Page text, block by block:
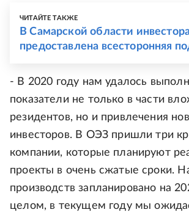
ЧИТАЙТЕ ТАКЖЕ
В Самарской области
предоставлена всесторонняя
- В 2020 году нам удалось
показатели не только в части
резидентов, но и привлечения
инвесторов. В ОЭЗ пришли три
компании, которые планируют
проекты в очень сжатые сроки.
производств запланировано на
целом, в текущем году мы